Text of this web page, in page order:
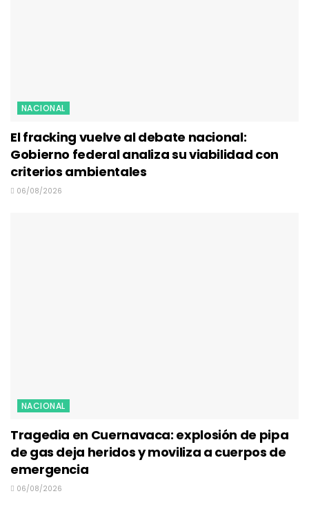
NACIONAL
El fracking vuelve al debate nacional:
Gobierno federal analiza su viabilidad con
criterios ambientales
06/08/2026
NACIONAL
Tragedia en Cuernavaca: explosión de pipa
de gas deja heridos y moviliza a cuerpos de
emergencia
06/08/2026